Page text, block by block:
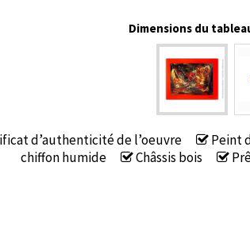
Dimensions du
d’authenticité de l’oeuvre Peint
chiffon humide
Châssis bois